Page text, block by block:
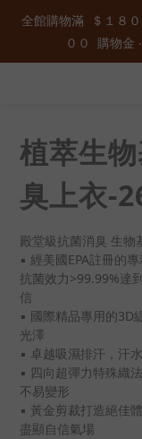
全館購物滿  ＄１８
００  購物金
全館購物滿  ＄１８
００  購物金
加入官方
全館購物滿  ＄１８
００  購物
植萃生
臭上衣-
殿堂級抗菌消臭 生物
▪ 經美國EPA註冊的
抗菌效力>99.99%達
信
▪ 國際精品專用的3D
光澤
▪ 卓越吸濕排汗，汗
▪ 四向超彈力特殊織
不易變形
▪ 黃金剪裁打造絕佳
盡顯自信氣場